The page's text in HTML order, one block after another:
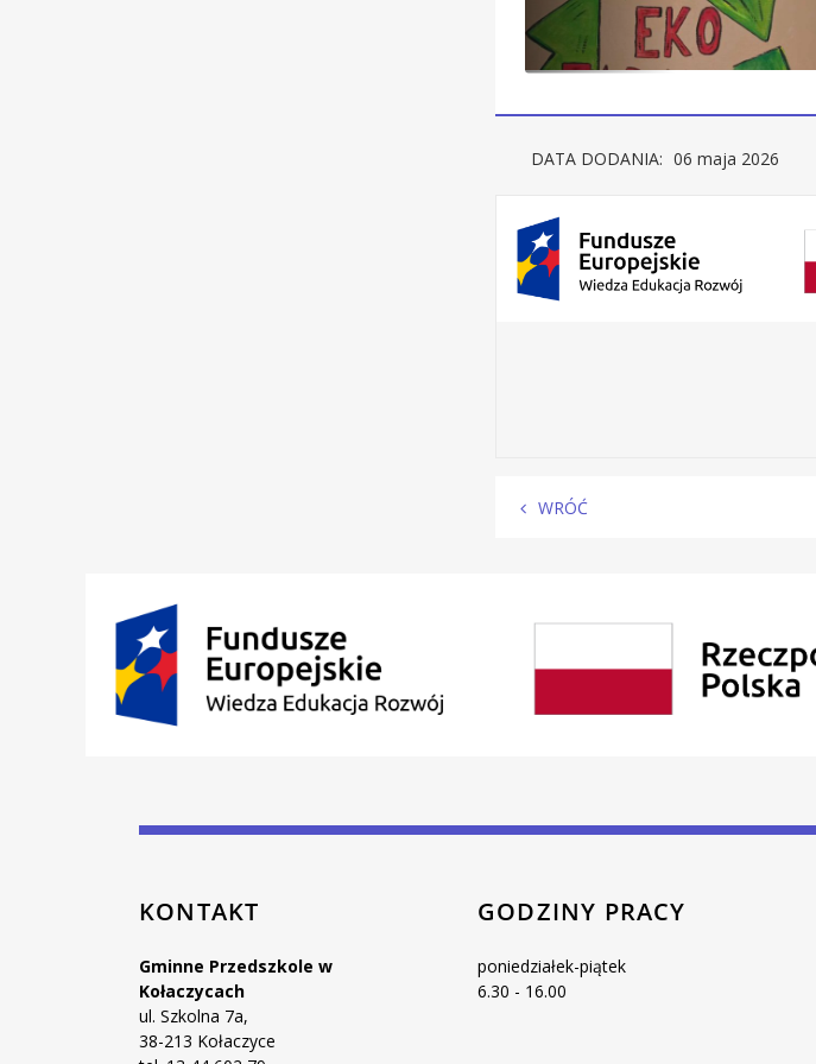
DATA DODANIA: 06 maja 2026
WRÓĆ
KONTAKT
Gminne Przedszkole w
Kołaczycach
ul. Szkolna 7a,
38-213 Kołaczyce
GODZINY PRACY
poniedziałek-piątek
6.30 - 16.00